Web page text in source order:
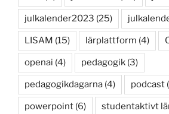
julkalender2023 (25)
LISAM (15) lärplattform (4)
openai (4) pedagogik (3)
pedagogikdagarna (4) podcast
powerpoint (6) studentaktivt